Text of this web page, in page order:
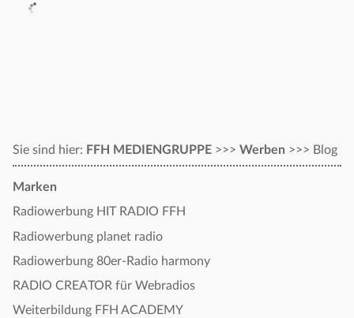
Sie sind hier: FFH MEDIENGRUPPE >>> Werben >>> Blog
Marken
Radiowerbung HIT RADIO FFH
Radiowerbung planet radio
Radiowerbung 80er-Radio harmony
RADIO CREATOR für Webradios
Weiterbildung FFH ACADEMY